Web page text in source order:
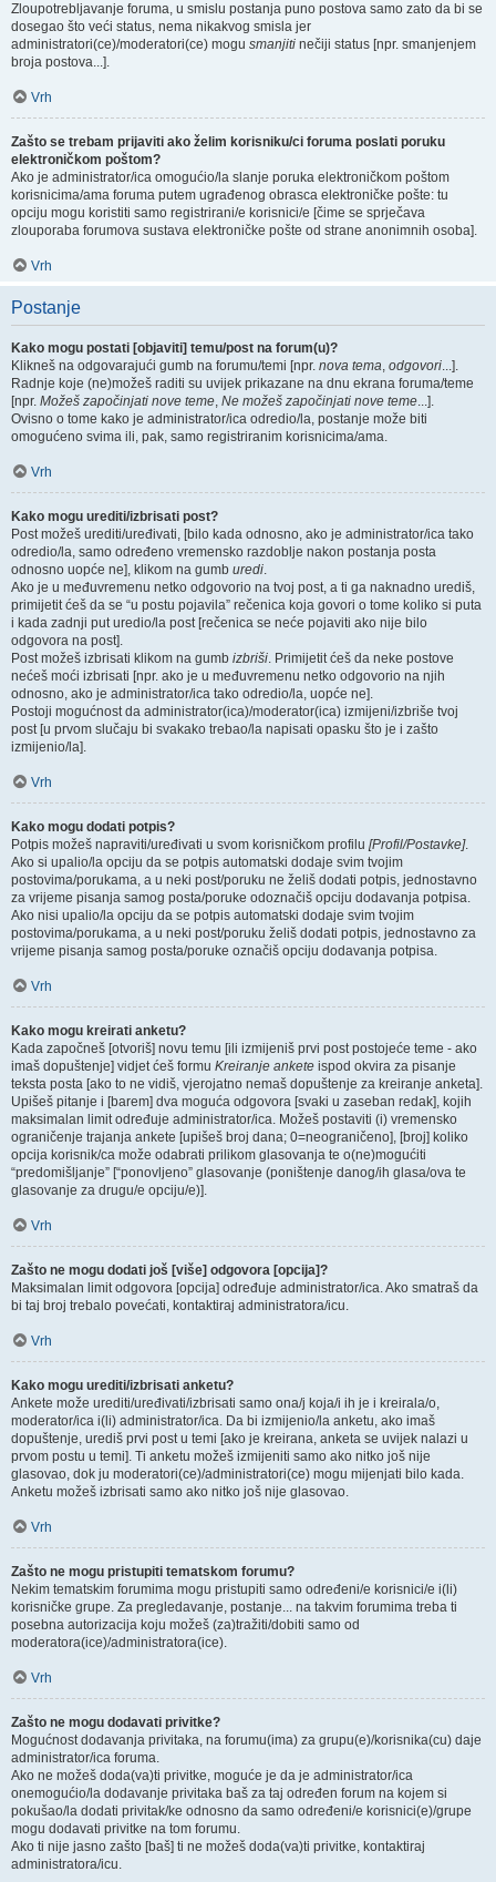
Zloupotrebljavanje foruma, u smislu postanja puno postova samo zato da bi se
dosegao što veći status, nema nikakvog smisla jer
administratori(ce)/moderatori(ce) mogu smanjiti nečiji status [npr. smanjenjem
broja postova...].
Vrh
Zašto se trebam prijaviti ako želim korisniku/ci foruma poslati poruku
elektroničkom poštom?
Ako je administrator/ica omogućio/la slanje poruka elektroničkom poštom
korisnicima/ama foruma putem ugrađenog obrasca elektroničke pošte: tu
opciju mogu koristiti samo registrirani/e korisnici/e [čime se sprječava
zlouporaba forumova sustava elektroničke pošte od strane anonimnih osoba].
Vrh
Postanje
Kako mogu postati [objaviti] temu/post na forum(u)?
Klikneš na odgovarajući gumb na forumu/temi [npr. nova tema, odgovori...].
Radnje koje (ne)možeš raditi su uvijek prikazane na dnu ekrana foruma/teme
[npr. Možeš započinjati nove teme, Ne možeš započinjati nove teme...].
Ovisno o tome kako je administrator/ica odredio/la, postanje može biti
omogućeno svima ili, pak, samo registriranim korisnicima/ama.
Vrh
Kako mogu urediti/izbrisati post?
Post možeš urediti/uređivati, [bilo kada odnosno, ako je administrator/ica tako
odredio/la, samo određeno vremensko razdoblje nakon postanja posta
odnosno uopće ne], klikom na gumb uredi.
Ako je u međuvremenu netko odgovorio na tvoj post, a ti ga naknadno urediš,
primijetit ćeš da se “u postu pojavila” rečenica koja govori o tome koliko si puta
i kada zadnji put uredio/la post [rečenica se neće pojaviti ako nije bilo
odgovora na post].
Post možeš izbrisati klikom na gumb izbriši. Primijetit ćeš da neke postove
nećeš moći izbrisati [npr. ako je u međuvremenu netko odgovorio na njih
odnosno, ako je administrator/ica tako odredio/la, uopće ne].
Postoji mogućnost da administrator(ica)/moderator(ica) izmijeni/izbriše tvoj
post [u prvom slučaju bi svakako trebao/la napisati opasku što je i zašto
izmijenio/la].
Vrh
Kako mogu dodati potpis?
Potpis možeš napraviti/uređivati u svom korisničkom profilu [Profil/Postavke].
Ako si upalio/la opciju da se potpis automatski dodaje svim tvojim
postovima/porukama, a u neki post/poruku ne želiš dodati potpis, jednostavno
za vrijeme pisanja samog posta/poruke odoznačiš opciju dodavanja potpisa.
Ako nisi upalio/la opciju da se potpis automatski dodaje svim tvojim
postovima/porukama, a u neki post/poruku želiš dodati potpis, jednostavno za
vrijeme pisanja samog posta/poruke označiš opciju dodavanja potpisa.
Vrh
Kako mogu kreirati anketu?
Kada započneš [otvoriš] novu temu [ili izmijeniš prvi post postojeće teme - ako
imaš dopuštenje] vidjet ćeš formu Kreiranje ankete ispod okvira za pisanje
teksta posta [ako to ne vidiš, vjerojatno nemaš dopuštenje za kreiranje anketa].
Upišeš pitanje i [barem] dva moguća odgovora [svaki u zaseban redak], kojih
maksimalan limit određuje administrator/ica. Možeš postaviti (i) vremensko
ograničenje trajanja ankete [upišeš broj dana; 0=neograničeno], [broj] koliko
opcija korisnik/ca može odabrati prilikom glasovanja te o(ne)mogućiti
“predomišljanje” [“ponovljeno” glasovanje (poništenje danog/ih glasa/ova te
glasovanje za drugu/e opciju/e)].
Vrh
Zašto ne mogu dodati još [više] odgovora [opcija]?
Maksimalan limit odgovora [opcija] određuje administrator/ica. Ako smatraš da
bi taj broj trebalo povećati, kontaktiraj administratora/icu.
Vrh
Kako mogu urediti/izbrisati anketu?
Ankete može urediti/uređivati/izbrisati samo ona/j koja/i ih je i kreirala/o,
moderator/ica i(li) administrator/ica. Da bi izmijenio/la anketu, ako imaš
dopuštenje, urediš prvi post u temi [ako je kreirana, anketa se uvijek nalazi u
prvom postu u temi]. Ti anketu možeš izmijeniti samo ako nitko još nije
glasovao, dok ju moderatori(ce)/administratori(ce) mogu mijenjati bilo kada.
Anketu možeš izbrisati samo ako nitko još nije glasovao.
Vrh
Zašto ne mogu pristupiti tematskom forumu?
Nekim tematskim forumima mogu pristupiti samo određeni/e korisnici/e i(li)
korisničke grupe. Za pregledavanje, postanje... na takvim forumima treba ti
posebna autorizacija koju možeš (za)tražiti/dobiti samo od
moderatora(ice)/administratora(ice).
Vrh
Zašto ne mogu dodavati privitke?
Mogućnost dodavanja privitaka, na forumu(ima) za grupu(e)/korisnika(cu) daje
administrator/ica foruma.
Ako ne možeš doda(va)ti privitke, moguće je da je administrator/ica
onemogućio/la dodavanje privitaka baš za taj određen forum na kojem si
pokušao/la dodati privitak/ke odnosno da samo određeni/e korisnici(e)/grupe
mogu dodavati privitke na tom forumu.
Ako ti nije jasno zašto [baš] ti ne možeš doda(va)ti privitke, kontaktiraj
administratora/icu.